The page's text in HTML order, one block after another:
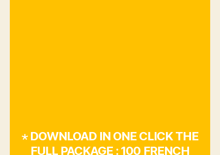
⋆ DOWNLOAD IN ONE CLICK THE
FULL PACKAGE : 100 FRENCH